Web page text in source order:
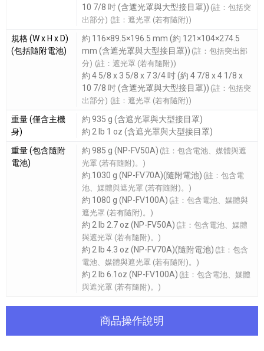
10 7/8 吋 (含遮光罩與大型接目罩)) (註：包括突
出部分) (註：遮光罩 (若有隨附))
規格 (W x H x D)
(包括隨附電池)
約 116×89.5×196.5 mm (約 121×104×274.5
mm (含遮光罩與大型接目罩)) (註：包括突出部
分) (註：遮光罩 (若有隨附))
約 4 5/8 x 3 5/8 x 7 3/4 吋 (約 4 7/8 x 4 1/8 x
10 7/8 吋 (含遮光罩與大型接目罩)) (註：包括突
出部分) (註：遮光罩 (若有隨附))
重量 (僅含主機
身)
約 935 g (含遮光罩與大型接目罩)
約 2 lb 1 oz (含遮光罩與大型接目罩)
重量 (包含隨附
電池)
約 985 g (NP-FV50A) (註：包含電池、媒體與遮
光罩 (若有隨附)。)
約.1030 g (NP-FV70A)(隨附電池) (註：包含電
池、媒體與遮光罩 (若有隨附)。)
約 1080 g (NP-FV100A) (註：包含電池、媒體與
遮光罩 (若有隨附)。)
約 2 lb 2.7 oz (NP-FV50A) (註：包含電池、媒體
與遮光罩 (若有隨附)。)
約 2 lb 4.3 oz (NP-FV70A)(隨附電池) (註：包含
電池、媒體與遮光罩 (若有隨附)。)
約 2 lb 6.1oz (NP-FV100A) (註：包含電池、媒體
與遮光罩 (若有隨附)。)
商品操作說明